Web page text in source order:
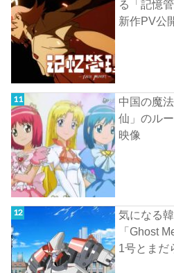
る「記憶
新作PV公
中国の魔
仙」のル
映像
気になる
「Ghost
1号とまだ